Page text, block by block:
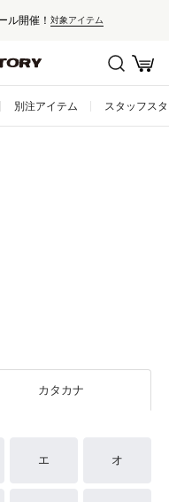
ル開催！ 対象アイテム
別注アイテム スタッフス
カタカナ
エ オ